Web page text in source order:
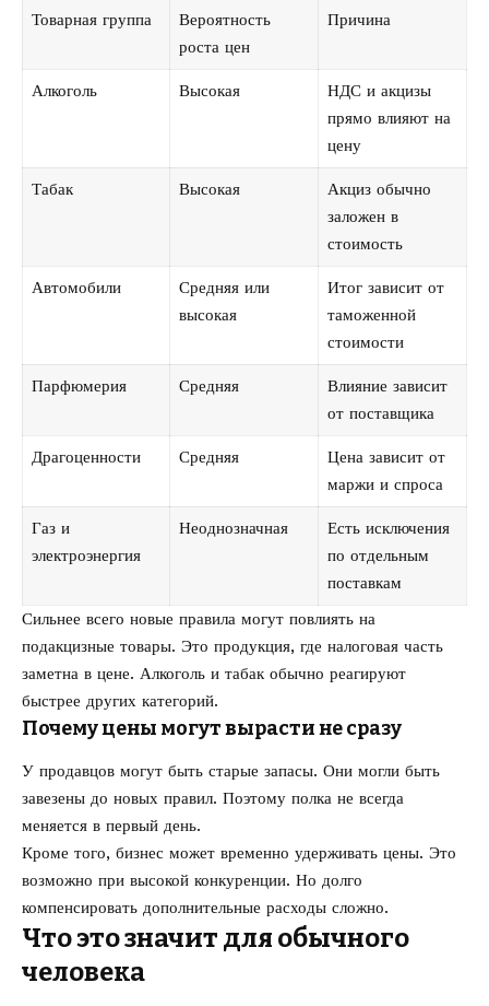
Товарная группа
Вероятность
роста цен
Причина
Алкоголь Высокая
НДС и акцизы
прямо влияют на
цену
Табак Высокая
Акциз обычно
заложен в
стоимость
Автомобили
Средняя или
высокая
Итог зависит от
таможенной
стоимости
Парфюмерия Средняя
Влияние зависит
от поставщика
Драгоценности Средняя
Цена зависит от
маржи и спроса
Газ и
электроэнергия
Неоднозначная
Есть исключения
по отдельным
поставкам
Сильнее всего новые правила могут повлиять на
подакцизные товары. Это продукция, где налоговая часть
заметна в цене. Алкоголь и табак обычно реагируют
быстрее других категорий.
Почему цены могут вырасти не сразу
У продавцов могут быть старые запасы. Они могли быть
завезены до новых правил. Поэтому полка не всегда
меняется в первый день.
Кроме того, бизнес может временно удерживать цены. Это
возможно при высокой конкуренции. Но долго
компенсировать дополнительные расходы сложно.
Что это значит для обычного
человека